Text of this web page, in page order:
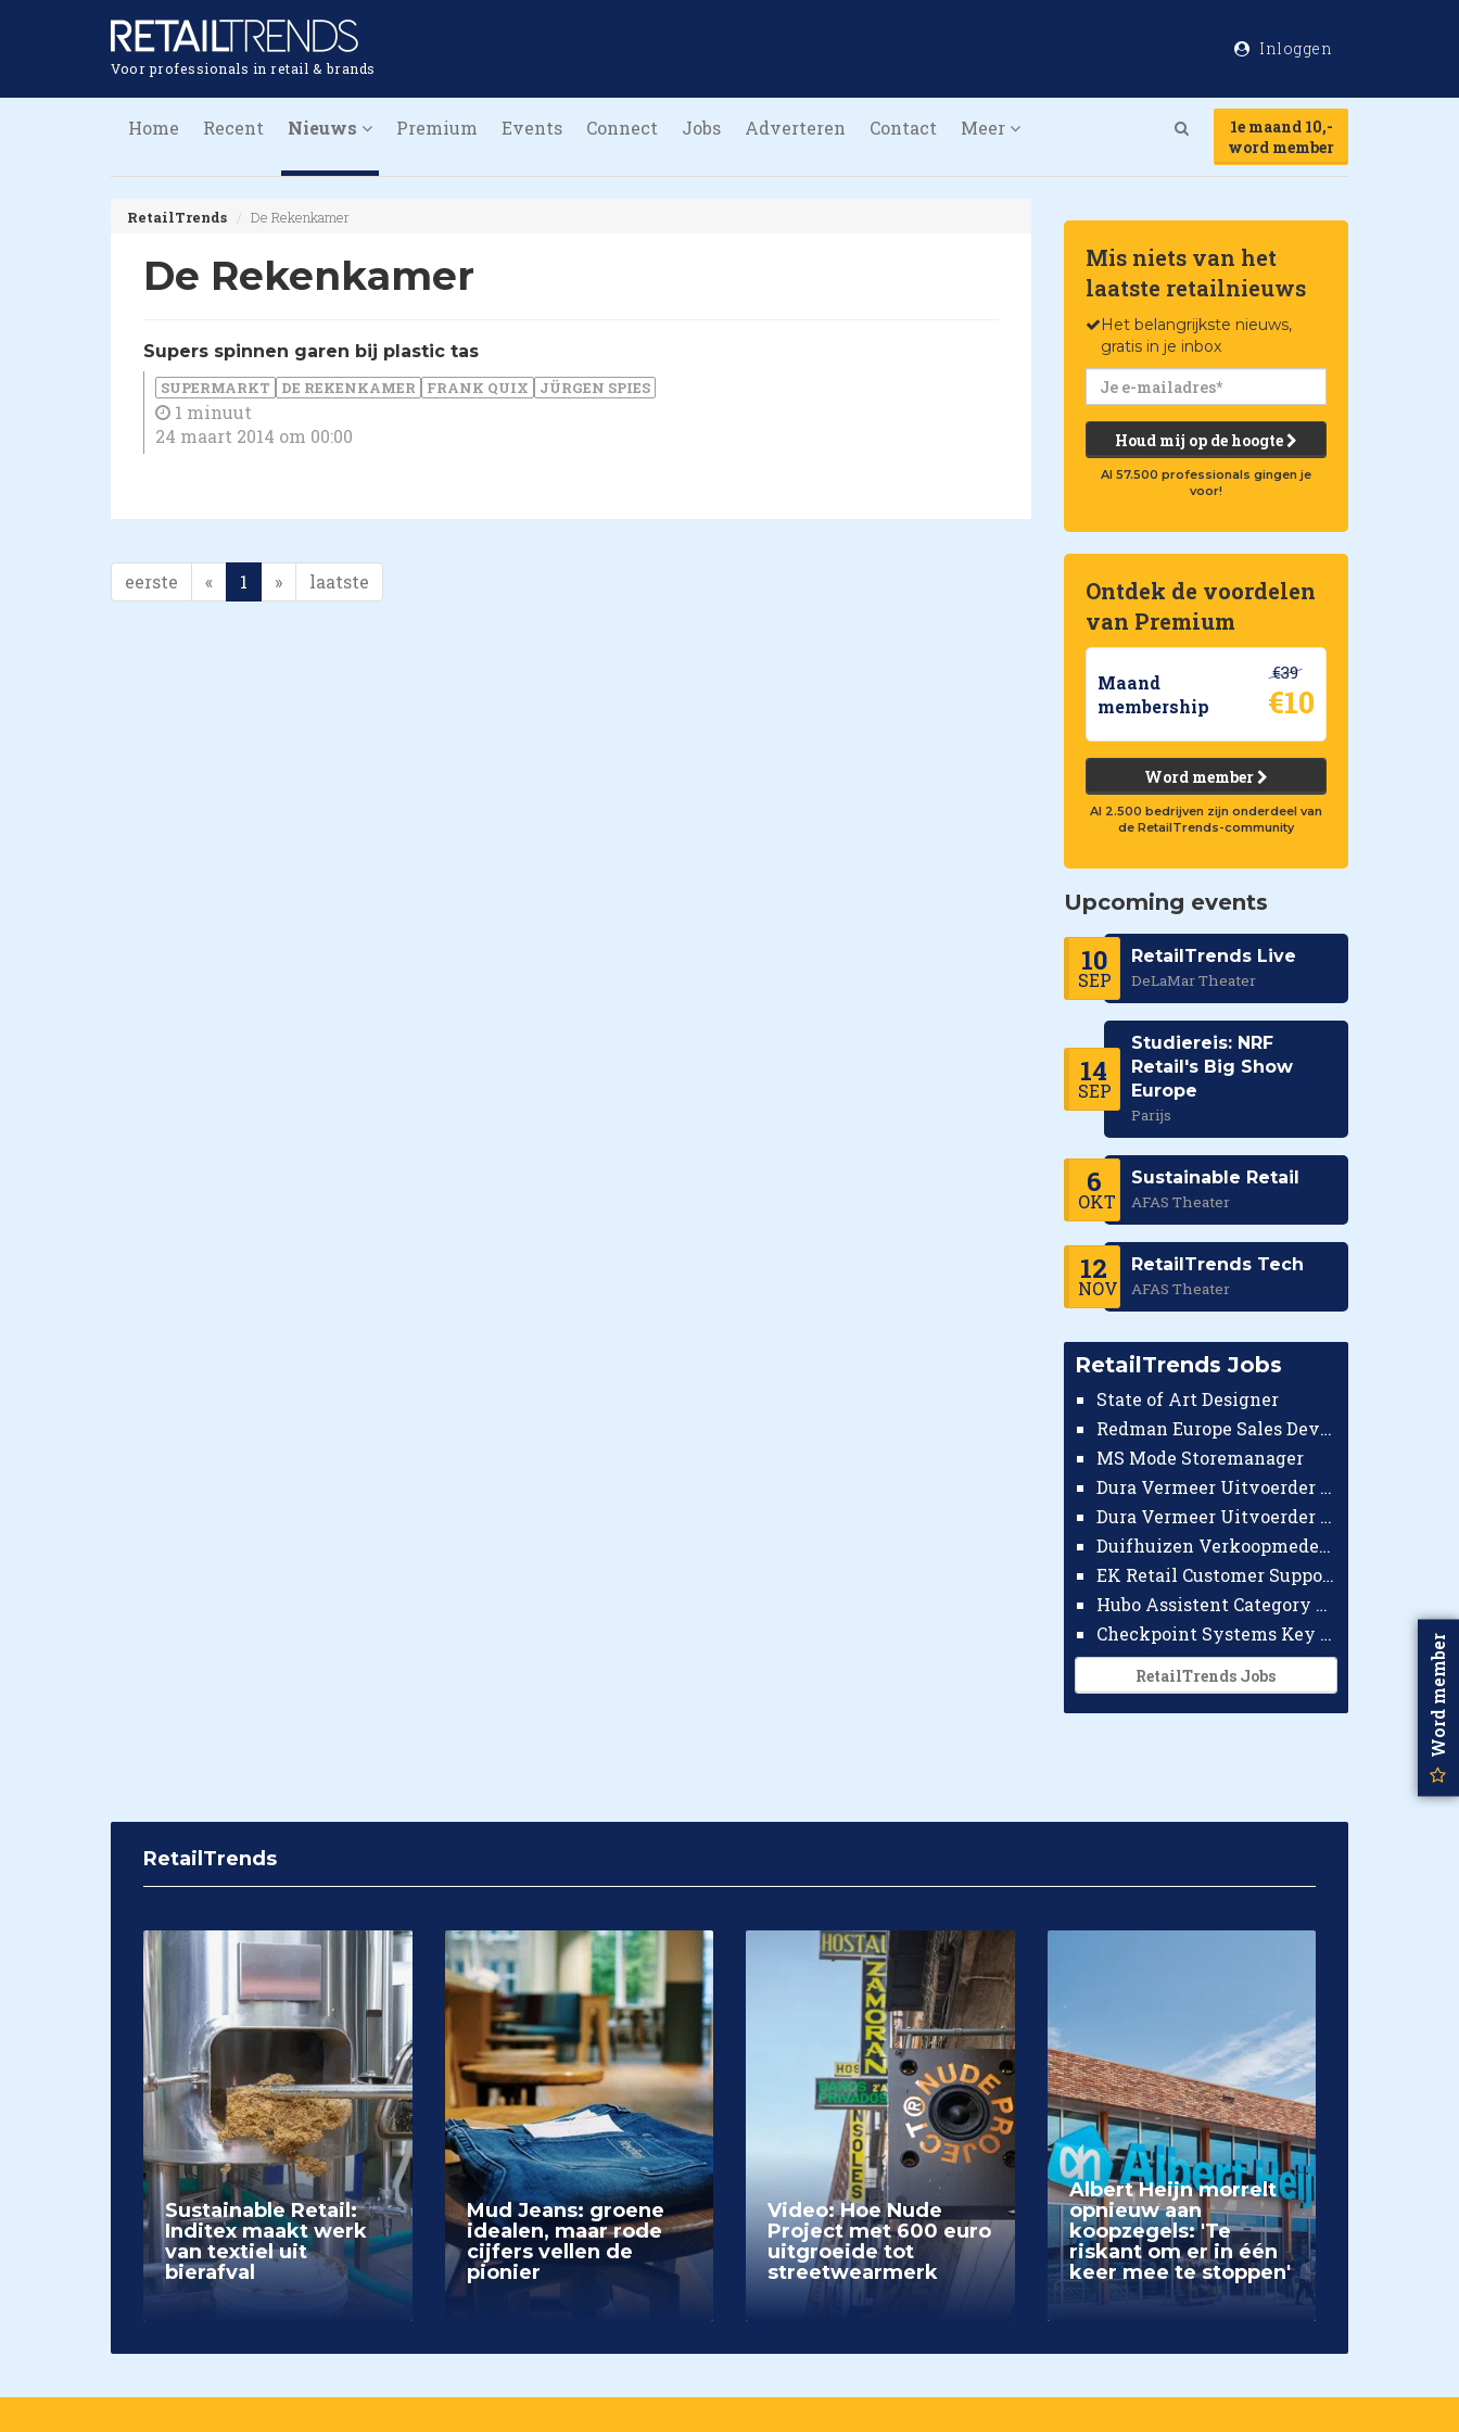
Voor professionals in retail & brands
Inloggen
Home Recent Nieuws Premium Events Connect Jobs Adverteren Contact Meer
1e maand 10,-
word member
RetailTrends De Rekenkamer
De Rekenkamer
Supers spinnen garen bij plastic tas
SUPERMARKT DE REKENKAMER FRANK QUIX JÜRGEN SPIES
1 minuut
24 maart 2014 om 00:00
eerste « 1 » laatste
Mis niets van het
laatste retailnieuws
Het belangrijkste nieuws,
gratis in je inbox
Houd mij op de hoogte
Al 57.500 professionals gingen je
voor!
Ontdek de voordelen
van Premium
Maand
membership
€39
€10
Word member
Al 2.500 bedrijven zijn onderdeel van
de RetailTrends-community
Upcoming events
10
SEP
RetailTrends Live
DeLaMar Theater
14
SEP
Studiereis: NRF
Retail's Big Show
Europe
Parijs
6
OKT
Sustainable Retail
AFAS Theater
12
NOV
RetailTrends Tech
AFAS Theater
RetailTrends Jobs
State of Art Designer
Redman Europe Sales Developer (Europe)
MS Mode Storemanager
Dura Vermeer Uitvoerder GWW Amsterdam
Dura Vermeer Uitvoerder Civiel Nijmegen
Duifhuizen Verkoopmedewerker Ridderkerk
EK Retail Customer Support Omnichannel
Hubo Assistent Category Manager
Checkpoint Systems Key Accountmanager Benelux
RetailTrends Jobs
RetailTrends
Sustainable Retail:
Inditex maakt werk
van textiel uit
bierafval
Mud Jeans: groene
idealen, maar rode
cijfers vellen de
pionier
Video: Hoe Nude
Project met 600 euro
uitgroeide tot
streetwearmerk
Albert Heijn morrelt
opnieuw aan
koopzegels: 'Te
riskant om er in één
keer mee te stoppen'
Word member